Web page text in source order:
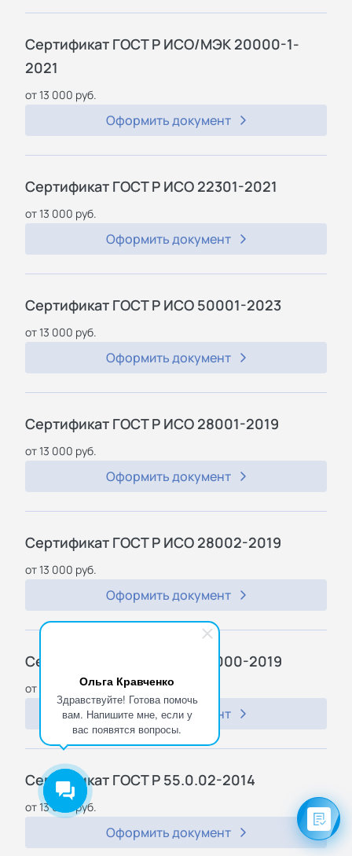
Ольга Кравченко
Здравствуйте! Готова помочь
вам. Напишите мне, если у
вас появятся вопросы.
Сертификат ГОСТ Р ИСО/МЭК 20000-1-
2021
от 13 000 руб.
Оформить документ
Сертификат ГОСТ Р ИСО 22301-2021
от 13 000 руб.
Оформить документ
Сертификат ГОСТ Р ИСО 50001-2023
от 13 000 руб.
Оформить документ
Сертификат ГОСТ Р ИСО 28001-2019
от 13 000 руб.
Оформить документ
Сертификат ГОСТ Р ИСО 28002-2019
от 13 000 руб.
Оформить документ
Сертификат ГОСТ Р ИСО 28000-2019
от 13 000 руб.
Оформить документ
Сертификат ГОСТ Р 55.0.02-2014
от 13 000 руб.
Оформить документ